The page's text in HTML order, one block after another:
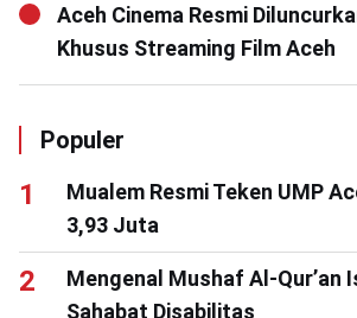
Aceh Cinema Resmi
Khusus Streaming Film Aceh
Populer
Mualem Resmi Teken UMP
3,93 Juta
Mengenal Mushaf Al-Qur’an
Sahabat Disabilitas